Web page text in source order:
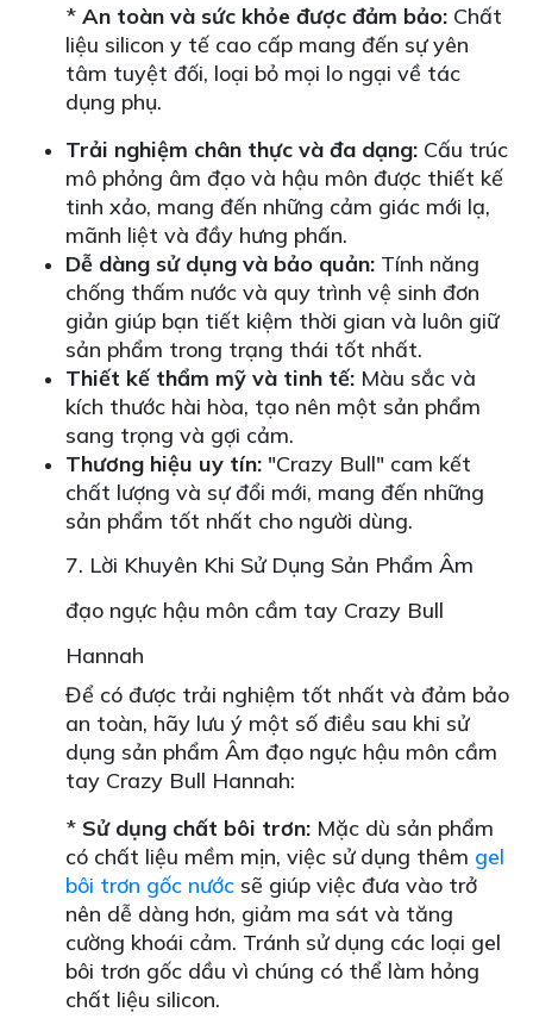
* An toàn và sức khỏe được đảm bảo: Chất
liệu silicon y tế cao cấp mang đến sự yên
tâm tuyệt đối, loại bỏ mọi lo ngại về tác
dụng phụ.
Trải nghiệm chân thực và đa dạng: Cấu trúc
mô phỏng âm đạo và hậu môn được thiết kế
tinh xảo, mang đến những cảm giác mới lạ,
mãnh liệt và đầy hưng phấn.
Dễ dàng sử dụng và bảo quản: Tính năng
chống thấm nước và quy trình vệ sinh đơn
giản giúp bạn tiết kiệm thời gian và luôn giữ
sản phẩm trong trạng thái tốt nhất.
Thiết kế thẩm mỹ và tinh tế: Màu sắc và
kích thước hài hòa, tạo nên một sản phẩm
sang trọng và gợi cảm.
Thương hiệu uy tín: "Crazy Bull" cam kết
chất lượng và sự đổi mới, mang đến những
sản phẩm tốt nhất cho người dùng.
7. Lời Khuyên Khi Sử Dụng Sản Phẩm Âm
đạo ngực hậu môn cầm tay Crazy Bull
Hannah
Để có được trải nghiệm tốt nhất và đảm bảo
an toàn, hãy lưu ý một số điều sau khi sử
dụng sản phẩm Âm đạo ngực hậu môn cầm
tay Crazy Bull Hannah:
* Sử dụng chất bôi trơn: Mặc dù sản phẩm
có chất liệu mềm mịn, việc sử dụng thêm gel
bôi trơn gốc nước sẽ giúp việc đưa vào trở
nên dễ dàng hơn, giảm ma sát và tăng
cường khoái cảm. Tránh sử dụng các loại gel
bôi trơn gốc dầu vì chúng có thể làm hỏng
chất liệu silicon.